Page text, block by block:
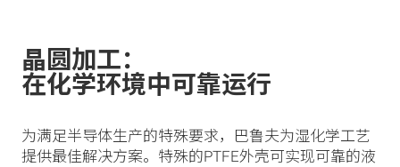
晶圆加工：
在化学环境中可靠运行
为满足半导体生产的特殊要求，巴鲁夫为湿化学工艺
提供最佳解决方案。特殊的PTFE外壳可实现可靠的液